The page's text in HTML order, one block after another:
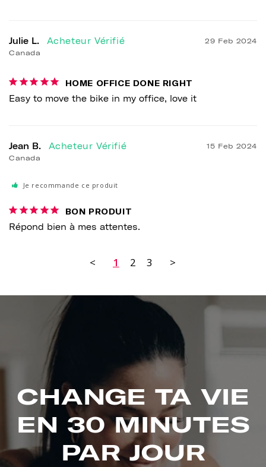
29 Feb 2024
Julie L.
Canada
HOME OFFICE DONE RIGHT
Easy to move the bike in my office, love it
15 Feb 2024
Jean B.
Canada
Je recommande ce produit
BON PRODUIT
Répond bien à mes attentes.
< 1 2 3 >
CHANGE TA VIE
EN 30 MINUTES
PAR JOUR